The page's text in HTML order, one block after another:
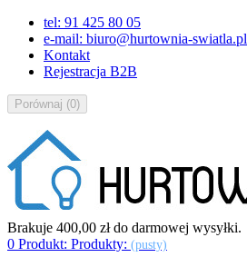
tel: 91 425 80 05
e-mail: biuro@hurtownia-swiatla.pl
Kontakt
Rejestracja B2B
Porównaj (0)
Brakuje 400,00 złdo darmowej wysyłki.
0 Produkt: Produkty: (pusty)